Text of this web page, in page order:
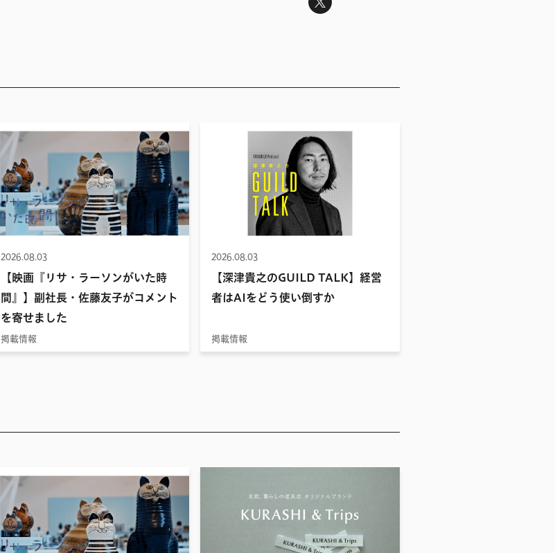
2026.08.03
【映画『リサ・ラーソンがいた時
間』】副社長・佐藤友子がコメント
を寄せました
掲載情報
2026.08.03
【深津貴之のGUILD TALK】経営
者はAIをどう使い倒すか
掲載情報